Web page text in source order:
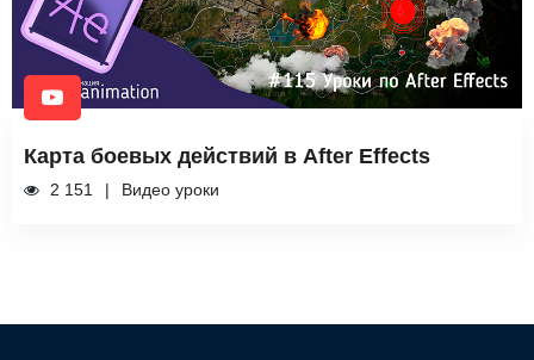
Карта боевых действий в After Effects
2 151 Видео уроки